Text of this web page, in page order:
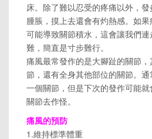
床。除了難以忍受的疼痛以外，發
腫脹，摸上去還會有灼熱感。如
可能導致關節積水，這會讓我們
難，簡直是寸步難行。
痛風最常發作的是大腳趾的關節
節，還有全身其他部位的關節。
一個關節，但是下次的發作可能
關節去作怪。
痛風的預防
1.維持標準體重